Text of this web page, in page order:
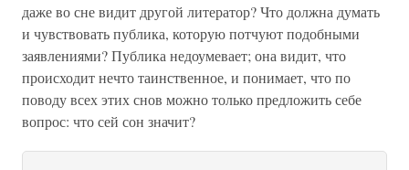
даже во сне видит другой литератор? Что должна думать
и чувствовать публика, которую потчуют подобными
заявлениями? Публика недоумевает; она видит, что
происходит нечто таинственное, и понимает, что по
поводу всех этих снов можно только предложить себе
вопрос: что сей сон значит?